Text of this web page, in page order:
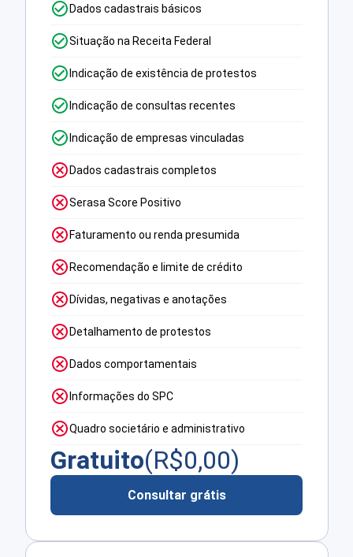
Dados cadastrais básicos
Situação na Receita Federal
Indicação de existência de protestos
Indicação de consultas recentes
Indicação de empresas vinculadas
Dados cadastrais completos
Serasa Score Positivo
Faturamento ou renda presumida
Recomendação e limite de crédito
Dívidas, negativas e anotações
Detalhamento de protestos
Dados comportamentais
Informações do SPC
Quadro societário e administrativo
Gratuito(R$0,00)
Consultar grátis